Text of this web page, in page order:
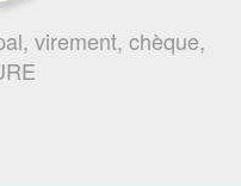
virement, chèque,